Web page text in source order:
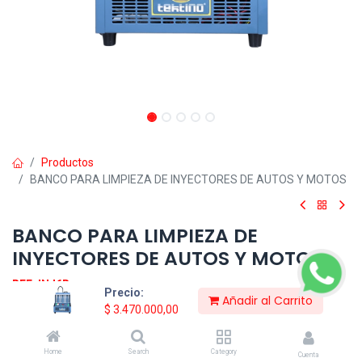
Precio:
$ 3.470.000,00
Añadir al Carrito
Home Search Category Cuenta
Productos
BANCO PARA LIMPIEZA DE INYECTORES DE AUTOS Y MOTOS
BANCO PARA LIMPIEZA DE
INYECTORES DE AUTOS Y MOTOS
REF: INJ6B
El Laboratorio de Inyectores INJ-6B te permite realizar la prueba y
limpieza de inyectores de forma rápida, eficaz y al menor costo en
el mercado.